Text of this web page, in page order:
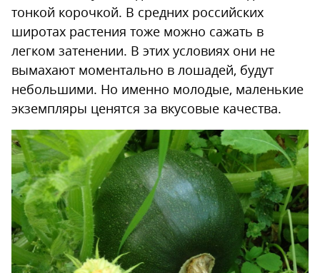
тонкой корочкой. В средних российских
широтах растения тоже можно сажать в
легком затенении. В этих условиях они не
вымахают моментально в лошадей, будут
небольшими. Но именно молодые, маленькие
экземпляры ценятся за вкусовые качества.